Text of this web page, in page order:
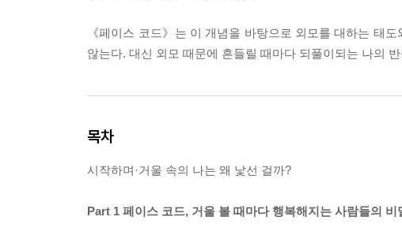
《페이스 코드》는 이 개념을 바탕으로 외모를 대하는 태
않는다. 대신 외모 때문에 흔들릴 때마다 되풀이되는 나의
목차
시작하며·거울 속의 나는 왜 낯선 걸까?
Part 1 페이스 코드, 거울 볼 때마다 행복해지는 사람들의 비